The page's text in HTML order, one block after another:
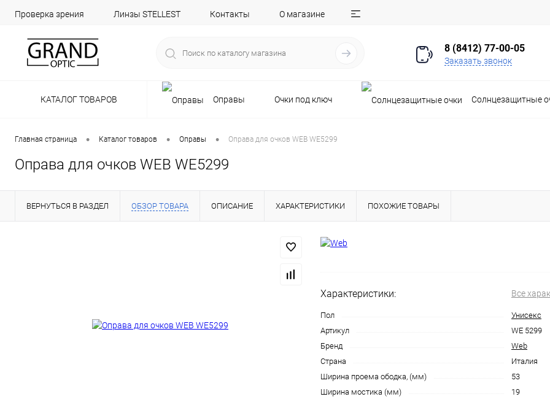
Проверка зрения Линзы STELLEST Контакты О магазине
8 (8412) 77-00-05
Заказать звонок
КАТАЛОГ ТОВАРОВ Оправы Очки под ключ Солнцезащитные
Главная страница • Каталог товаров • Оправы • Оправа для очков WEB WE5299
Оправа для очков WEB WE5299
ВЕРНУТЬСЯ В РАЗДЕЛ ОБЗОР ТОВАРА ОПИСАНИЕ ХАРАКТЕРИСТИКИ ПОХОЖИЕ ТОВАРЫ
Характеристики: Все
Пол
Унисекс
Артикул
WE 5299
Бренд
Web
Страна
Италия
Ширина проема ободка, (мм)
53
Ширина мостика (мм)
19